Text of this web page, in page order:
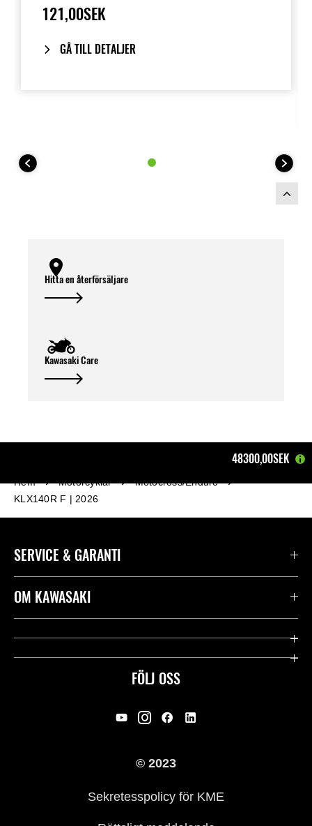
121,00SEK
GÅ TILL DETALJER
Hitta en återförsäljare
Kawasaki Care
48300,00SEK
Hem Motorcyklar
Motocross/Enduro
KLX140R F | 2026
FÖLJ OSS
SERVICE & GARANTI
Kontakta oss
Användbara länkar
Rättsligt & Sekretess
OM KAWASAKI
Företag
© 2023
Sekretesspolicy för KME